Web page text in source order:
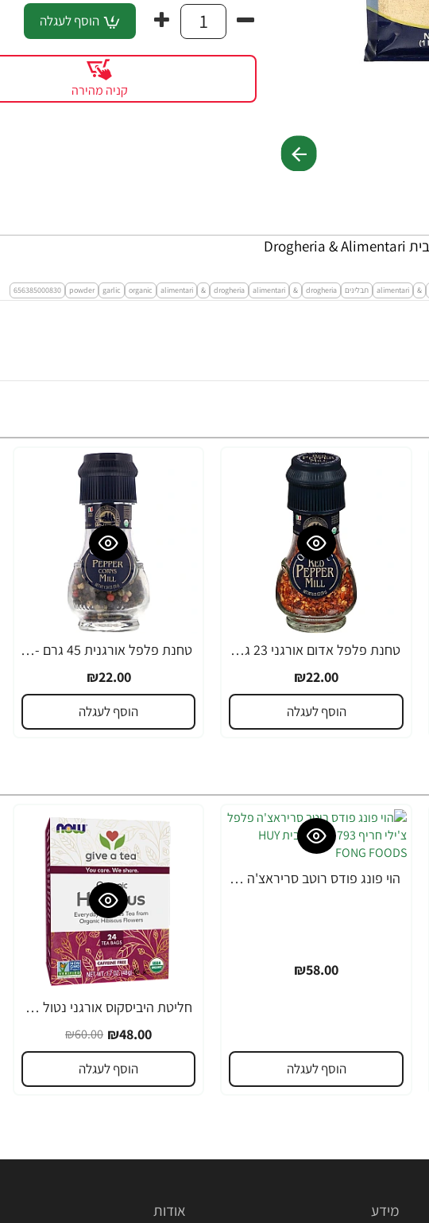
הוסף לעגלה
קניה מהירה
&
alimentari תבלינים drogheria
&
alimentari
drogheria
&
alimentari
organic
garlic
powder
656385000830
טחנת פלפל אדום אורגני 23 גרם - מבית Drogheria & Alimentari
₪22.00
הוסף לעגלה
טחנת פלפל אורגנית 45 גרם - מבית Drogheria & Alimentari
₪22.00
הוסף לעגלה
הוי פונג פודס רוטב סריראצ'ה פלפל צ'ילי חריף 793 גרם - מבית HUY FONG FOODS
₪58.00
הוסף לעגלה
-20%
חליטת היביסקוס אורגני נטול קפאין 24 שקיקי תה - מבית NOW FOODS
₪48.00
₪60.00
הוסף לעגלה
מידע אודות